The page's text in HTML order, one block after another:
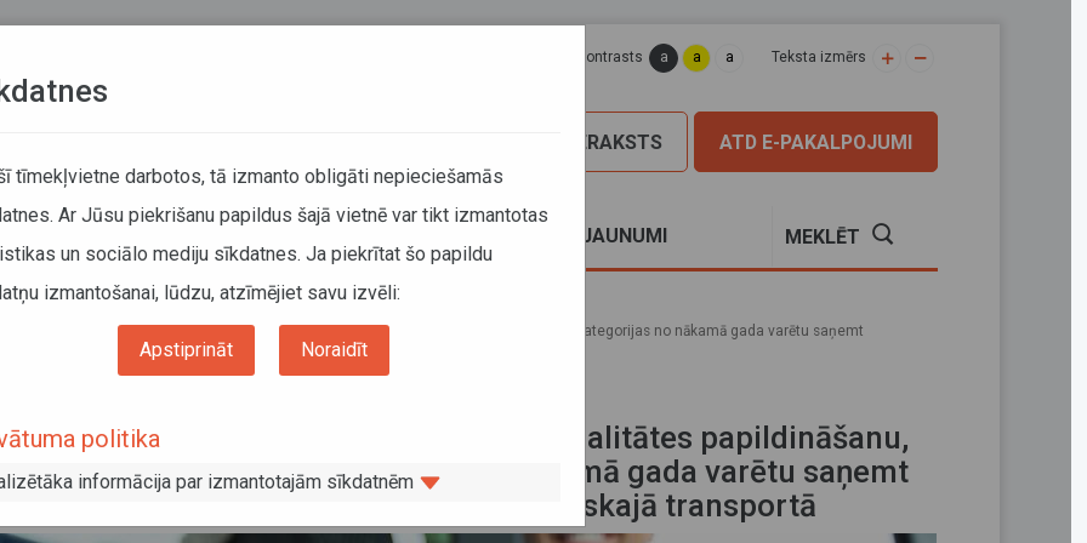
Lapas kontrasts a a a Teksta izmērs
ATD E-PAKALPOJUMI
PIERAKSTS
JAUNUMI MEKLĒT
uzsāk nodrošināt eID kartes funkcionalitātes papildināšanu, lai noteiktas pasažieru kategorijas no nākamā gada varētu saņemt
maksas atvieglojumus sabiedriskajā transportā
uzsāk nodrošināt eID kartes funkcionalitātes papildināšanu,
noteiktas pasažieru kategorijas no nākamā gada varētu saņemt
maksas atvieglojumus sabiedriskajā transportā
tīmekļvietne darbotos, tā izmanto obligāti nepieciešamās
Ar Jūsu piekrišanu papildus šajā vietnē var tikt izmantotas
un sociālo mediju sīkdatnes. Ja piekrītat šo papildu
izmantošanai, lūdzu, atzīmējiet savu izvēli:
Apstiprināt Noraidīt
politika
informācija par izmantotajām sīkdatnēm